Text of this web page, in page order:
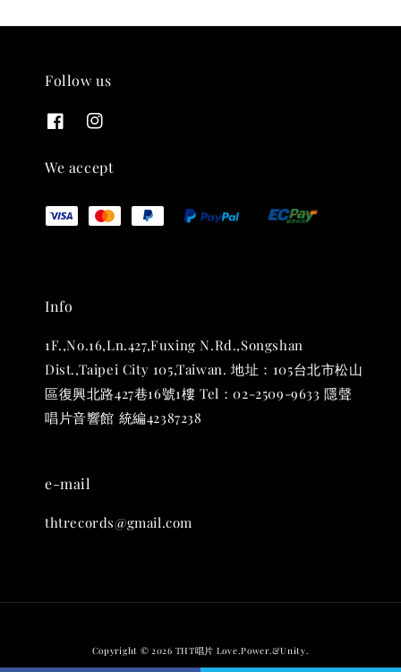
Follow us
We accept
Info
1F.,No.16,Ln.427,Fuxing N.Rd.,Songshan
Dist.,Taipei City 105,Taiwan. 地址：105台北市松山
區復興北路427巷16號1樓 Tel：02-2509-9633 隱聲
唱片音響館 統編42387238
e-mail
thtrecords@gmail.com
Copyright © 2026 THT唱片 Love.Power.&Unity.